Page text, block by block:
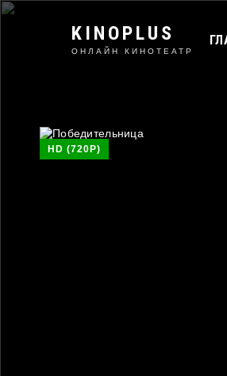
KINOPLUS
ОНЛАЙН КИНОТЕАТР
HD (720P)